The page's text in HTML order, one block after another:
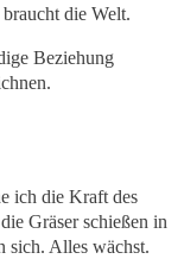
die Welt.
Beziehung
ich die Kraft des
Gräser schießen in
sich. Alles wächst.